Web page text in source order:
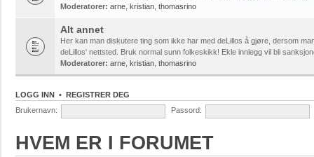
Moderatorer: arne kristian thomasrino
Alt annet
Her kan man diskutere ting som ikke har med deLillos å gjøre, dersom
deLillos' nettsted. Bruk normal sunn folkeskikk! Ekle innlegg vil bli
Moderatorer: arne kristian thomasrino
LOGG INN • REGISTRER DEG
Brukernavn:
Passord:
HVEM ER I FORUMET